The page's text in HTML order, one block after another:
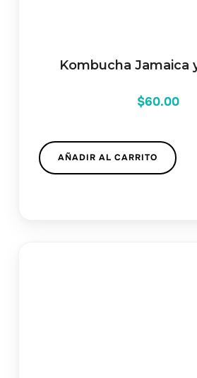
Kombucha Jamaica
$60.00
AÑADIR AL CARRITO